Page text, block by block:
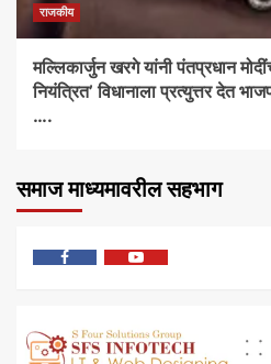
राजकीय
मल्लिकार्जुन खरगे यांनी पंतप्रधान
नियंत्रित’ विधानाला प्रत्युत्तर देत
….
समाज माध्यमावरील सहभाग